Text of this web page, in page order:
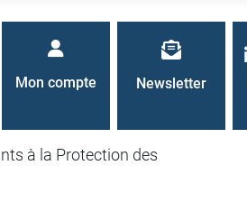
à la Protection des
Newsletter
Mon compte